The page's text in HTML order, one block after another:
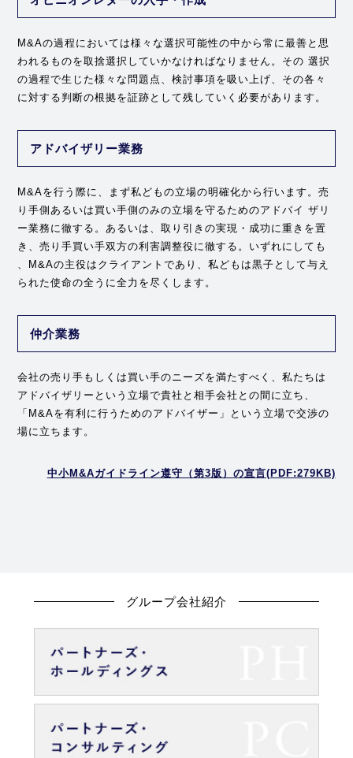
M&Aの過程においては様々な選択可能性の中から常に最善と思
われるものを取捨選択していかなければなりません。その 選択
の過程で生じた様々な問題点、検討事項を吸い上げ、その各々
に対する判断の根拠を証跡として残していく必要があります。
アドバイザリー業務
M&Aを行う際に、まず私どもの立場の明確化から行います。売
り手側あるいは買い手側のみの立場を守るためのアドバイ ザリ
ー業務に徹する。あるいは、取り引きの実現・成功に重きを置
き、売り手買い手双方の利害調整役に徹する。いずれにしても
、M&Aの主役はクライアントであり、私どもは黒子として与え
られた使命の全うに全力を尽くします。
仲介業務
会社の売り手もしくは買い手のニーズを満たすべく、私たちは
アドバイザリーという立場で貴社と相手会社との間に立ち、
「M&Aを有利に行うためのアドバイザー」という立場で交渉の
場に立ちます。
中小M&Aガイドライン遵守（第3版）の宣言(PDF:279KB)
グループ会社紹介